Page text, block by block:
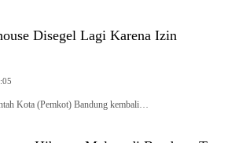
Disegel Lagi Karena Izin
Kota (Pemkot) Bandung kembali…